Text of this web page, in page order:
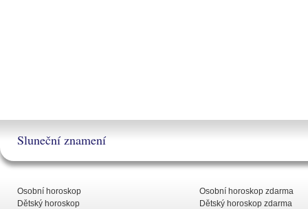
Sluneční znamení
Osobní horoskop
Dětský horoskop
Osobní horoskop zdarma
Dětský horoskop zdarma